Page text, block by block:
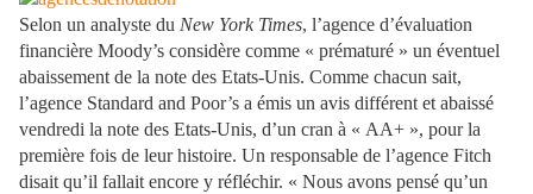
Selon un analyste du New York Times, l’agence d’évaluation
financière Moody’s considère comme « prématuré » un éventuel
abaissement de la note des Etats-Unis. Comme chacun sait,
l’agence Standard and Poor’s a émis un avis différent et abaissé
vendredi la note des Etats-Unis, d’un cran à « AA+ », pour la
première fois de leur histoire. Un responsable de l’agence Fitch
disait qu’il fallait encore y réfléchir. « Nous avons pensé qu’un